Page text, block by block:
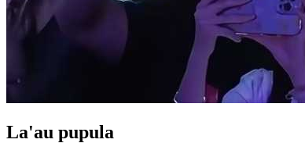
La'au pupula